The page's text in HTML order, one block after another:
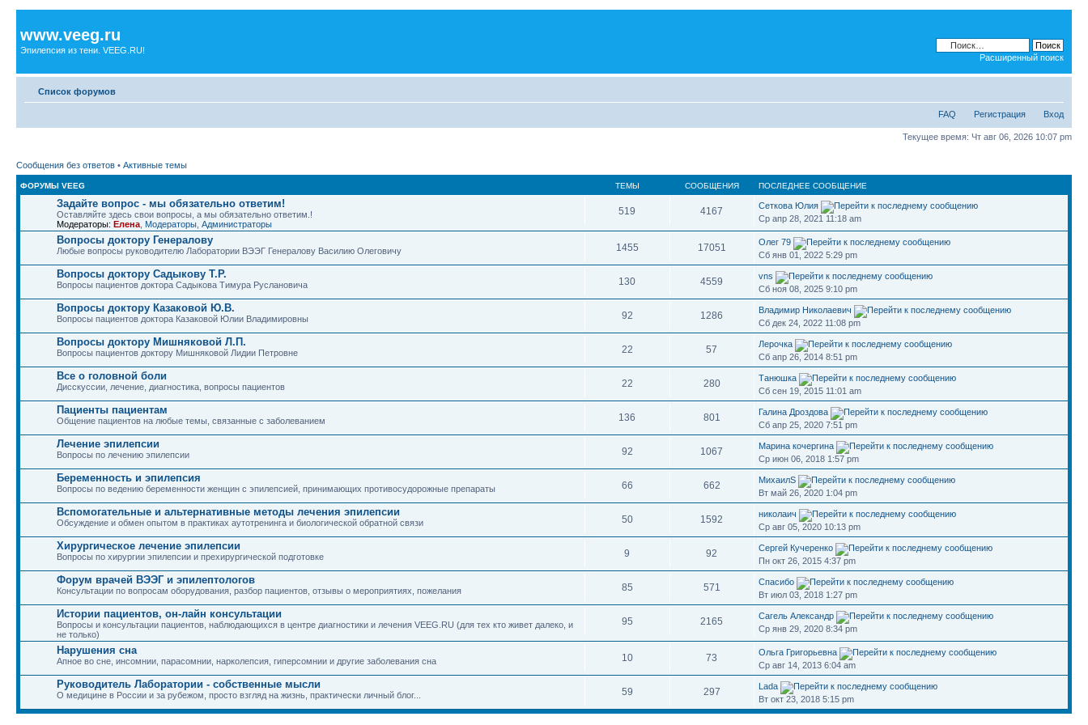
www.veeg.ru
Эпилепсия из тени. VEEG.RU!
Расширенный поиск
Список форумов
FAQ Регистрация Вход
Текущее время: Чт авг 06, 2026 10:07 pm
Сообщения без ответов • Активные темы
ФОРУМЫ VEEG ТЕМЫ СООБЩЕНИЯ ПОСЛЕДНЕЕ СООБЩЕНИЕ
Задайте вопрос - мы обязательно ответим!
Оставляйте здесь свои вопросы, а мы обязательно ответим.!
Модераторы: Елена Модераторы Администраторы
519 4167
Сеткова Юлия
Ср апр 28, 2021 11:18 am
Вопросы доктору Генералову
Любые вопросы руководителю Лаборатории ВЭЭГ Генералову Василию Олеговичу 1455 17051
Олег 79
Сб янв 01, 2022 5:29 pm
Вопросы доктору Садыкову Т.Р.
Вопросы пациентов доктора Садыкова Тимура Руслановича 130 4559
vns
Сб ноя 08, 2025 9:10 pm
Вопросы доктору Казаковой Ю.В.
Вопросы пациентов доктора Казаковой Юлии Владимировны 92 1286
Владимир Николаевич
Сб дек 24, 2022 11:08 pm
Вопросы доктору Мишняковой Л.П.
Вопросы пациентов доктору Мишняковой Лидии Петровне 22 57
Лерочка
Сб апр 26, 2014 8:51 pm
Все о головной боли
Дисскуссии, лечение, диагностика, вопросы пациентов 22 280
Танюшка
Сб сен 19, 2015 11:01 am
Пациенты пациентам
Общение пациентов на любые темы, связанные с заболеванием 136 801
Галина Дроздова
Сб апр 25, 2020 7:51 pm
Лечение эпилепсии
Вопросы по лечению эпилепсии 92 1067
Марина кочергина
Ср июн 06, 2018 1:57 pm
Беременность и эпилепсия
Вопросы по ведению беременности женщин с эпилепсией, принимающих противосудорожные препараты 66 662
МихаилS
Вт май 26, 2020 1:04 pm
Вспомогательные и альтернативные методы лечения эпилепсии
Обсуждение и обмен опытом в практиках аутотренинга и биологической обратной связи 50 1592
николаич
Ср авг 05, 2020 10:13 pm
Хирургическое лечение эпилепсии
Вопросы по хирургии эпилепсии и прехирургической подготовке 9 92
Сергей Кучеренко
Пн окт 26, 2015 4:37 pm
Форум врачей ВЭЭГ и эпилептологов
Консультации по вопросам оборудования, разбор пациентов, отзывы о мероприятиях, пожелания 85 571
Спасибо
Вт июл 03, 2018 1:27 pm
Истории пациентов, он-лайн консультации
Вопросы и консультации пациентов, наблюдающихся в центре диагностики и лечения VEEG.RU (для тех кто живет далеко, и
не только)
95 2165
Сагель Александр
Ср янв 29, 2020 8:34 pm
Нарушения сна
Апное во сне, инсомнии, парасомнии, нарколепсия, гиперсомнии и другие заболевания сна 10 73
Ольга Григорьевна
Ср авг 14, 2013 6:04 am
Руководитель Лаборатории - собственные мысли
О медицине в России и за рубежом, просто взгляд на жизнь, практически личный блог... 59 297
Lada
Вт окт 23, 2018 5:15 pm